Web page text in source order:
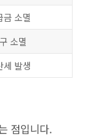
금 소멸
소멸
세 발생
점입니다.